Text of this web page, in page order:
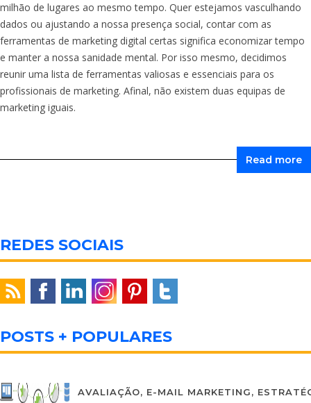
milhão de lugares ao mesmo tempo. Quer estejamos vasculhando
dados ou ajustando a nossa presença social, contar com as
ferramentas de marketing digital certas significa economizar tempo
e manter a nossa sanidade mental. Por isso mesmo, decidimos
reunir uma lista de ferramentas valiosas e essenciais para os
profissionais de marketing. Afinal, não existem duas equipas de
marketing iguais.
Read more
REDES SOCIAIS
POSTS + POPULARES
AVALIAÇÃO, E-MAIL MARKETING,